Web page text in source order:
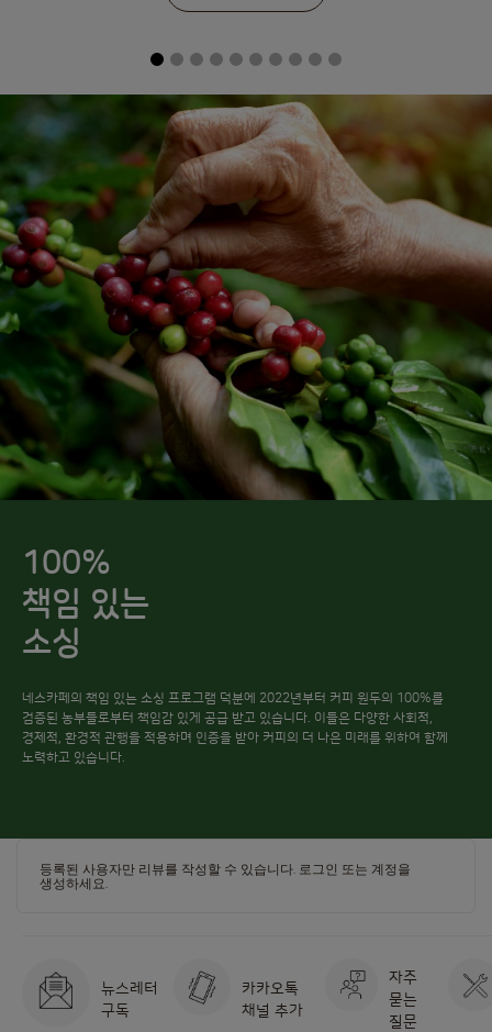
100%
책임 있는
소싱
네스카페의 책임 있는 소싱 프로그램 덕분에 2022년부터 커피 원두의 100%를
검증된 농부들로부터 책임감 있게 공급 받고 있습니다. 이들은 다양한 사회적,
경제적, 환경적 관행을 적용하며 인증을 받아 커피의 더 나은 미래를 위하여 함께
노력하고 있습니다.
등록된 사용자만 리뷰를 작성할 수 있습니다. 로그인 또는 계정을
생성하세요
뉴스레터
구독
카카오톡
채널 추가
자주
묻는
질문